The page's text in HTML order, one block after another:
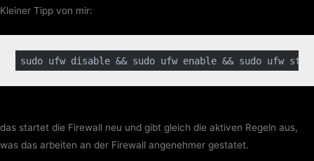
Kleiner Tipp von mir:
sudo ufw disable && sudo ufw enable && sudo ufw
das startet die Firewall neu und gibt gleich die aktiven Regeln aus,
was das arbeiten an der Firewall angenehmer gestatet.